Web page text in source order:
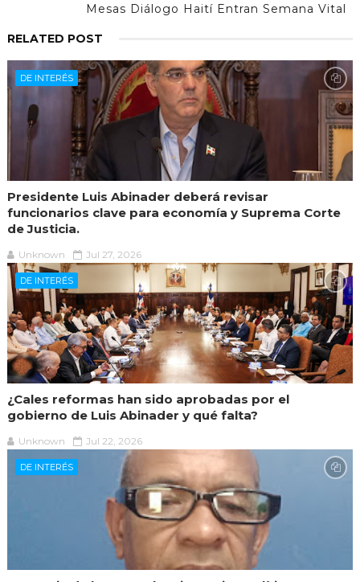
Mesas Diálogo Haití Entran Semana Vital
RELATED POST
DE INTERÉS
Presidente Luis Abinader deberá revisar
funcionarios clave para economía y Suprema Corte
de Justicia.
Unknown Jul 27, 2026
DE INTERÉS
¿Cales reformas han sido aprobadas por el
gobierno de Luis Abinader y qué falta?
Unknown Jul 22, 2026
DE INTERÉS